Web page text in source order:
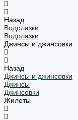
Назад
Водолазки
Водолазки
Джинсы и джинсовки
Назад
Джинсы и джинсовки
Джинсы
Джинсовки
Жилеты